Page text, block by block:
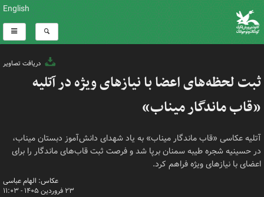
English
دریافت تصاویر
ثبت لحظه‌های اعضا با نیازهای ویژه در آتلیه
«قاب ماندگار میناب»
آتلیه عکاسی «قاب ماندگار میناب» به یاد شهدای دانش‌آموز دبستان میناب،
در حسینیه شجره طیبه سمنان برپا شد و فرصت ثبت قاب‌های ماندگار را برای
اعضای با نیازهای ویژه فراهم کرد.
عکاس: الهام عباسی
۲۳ فروردین ۱۴۰۵ - ۱۱:۰۳